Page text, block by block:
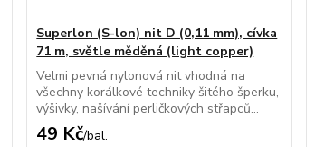
Superlon (S-lon) nit D (0,11 mm), cívka
71 m, světle měděná (light copper)
Velmi pevná nylonová nit vhodná na
všechny korálkové techniky šitého šperku,
výšivky, našívání perličkových střapců...
49 Kč/bal.